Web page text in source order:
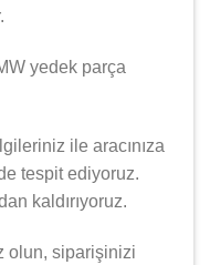
yedek parça
ile aracınıza
tespit ediyoruz.
kaldırıyoruz.
olun, siparişinizi